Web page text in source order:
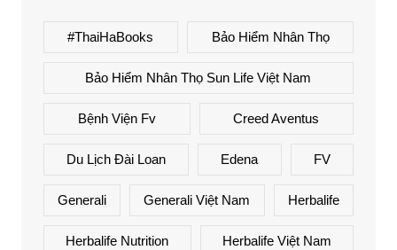
#ThaiHaBooks Bảo Hiểm Nhân Thọ
Bảo Hiểm Nhân Thọ Sun Life Việt Nam
Bệnh Viện Fv Creed Aventus
Du Lịch Đài Loan Edena FV
Generali Generali Việt Nam Herbalife
Herbalife Nutrition Herbalife Việt Nam